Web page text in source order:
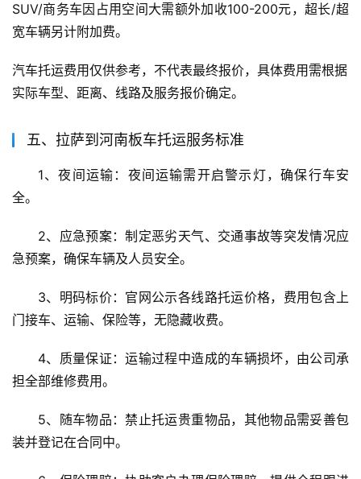
SUV/商务车因占用空间大需额外加收100-200元，超长/超
宽车辆另计附加费。
汽车托运费用仅供参考，不代表最终报价，具体费用需根据
实际车型、距离、线路及服务报价确定。
五、拉萨到河南板车托运服务标准
1、夜间运输：夜间运输需开启警示灯，确保行车安
全。
2、应急预案：制定恶劣天气、交通事故等突发情况应
急预案，确保车辆及人员安全。
3、明码标价：官网公示各线路托运价格，费用包含上
门接车、运输、保险等，无隐藏收费。
4、质量保证：运输过程中造成的车辆损坏，由公司承
担全部维修费用。
5、随车物品：禁止托运贵重物品，其他物品需妥善包
装并登记在合同中。